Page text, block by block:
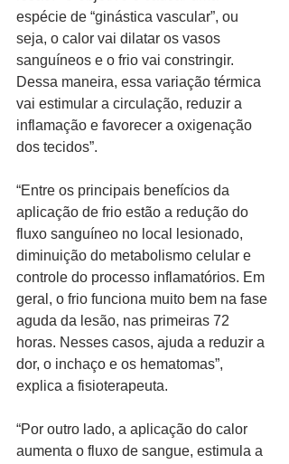
espécie de “ginástica vascular”, ou
seja, o calor vai dilatar os vasos
sanguíneos e o frio vai constringir.
Dessa maneira, essa variação térmica
vai estimular a circulação, reduzir a
inflamação e favorecer a oxigenação
dos tecidos”.
“Entre os principais benefícios da
aplicação de frio estão a redução do
fluxo sanguíneo no local lesionado,
diminuição do metabolismo celular e
controle do processo inflamatórios. Em
geral, o frio funciona muito bem na fase
aguda da lesão, nas primeiras 72
horas. Nesses casos, ajuda a reduzir a
dor, o inchaço e os hematomas”,
explica a fisioterapeuta.
“Por outro lado, a aplicação do calor
aumenta o fluxo de sangue, estimula a